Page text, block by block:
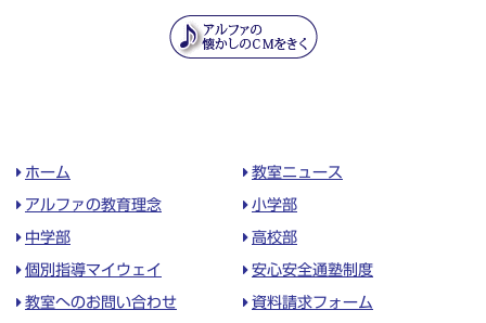
ホーム 教室ニュース
アルファの教育理念 小学部
中学部 高校部
個別指導マイウェイ 安心安全通塾制度
教室へのお問い合わせ 資料請求フォーム